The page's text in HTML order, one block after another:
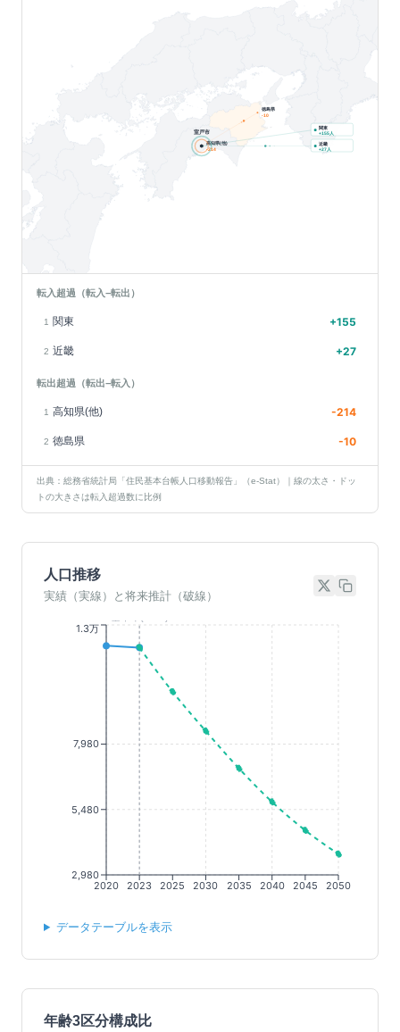
徳島県
-10
高知県(他)
-214
室戸市
関東
+155人
近畿
+27人
転入超過（転入−転出）
1 関東 +155
2 近畿 +27
転出超過（転出−転入）
1 高知県(他) -214
2 徳島県 -10
出典：総務省統計局「住民基本台帳人口移動報告」（e-Stat）｜線の太さ・ドッ
トの大きさは転入超過数に比例
人口推移
実績（実線）と将来推計（破線）
2020 2023 2025 2030 2035 2040 2045 2050
2,980
5,480
7,980
1.3万
データテーブルを表示
年齢3区分構成比